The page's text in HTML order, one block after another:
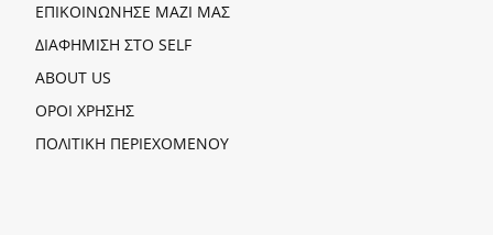
ΕΠΙΚΟΙΝΩΝΗΣΕ ΜΑΖΙ ΜΑΣ
ΔΙΑΦΗΜΙΣΗ ΣΤΟ SELF
ABOUT US
ΟΡΟΙ ΧΡΗΣΗΣ
ΠΟΛΙΤΙΚΗ ΠΕΡΙΕΧΟΜΕΝΟΥ